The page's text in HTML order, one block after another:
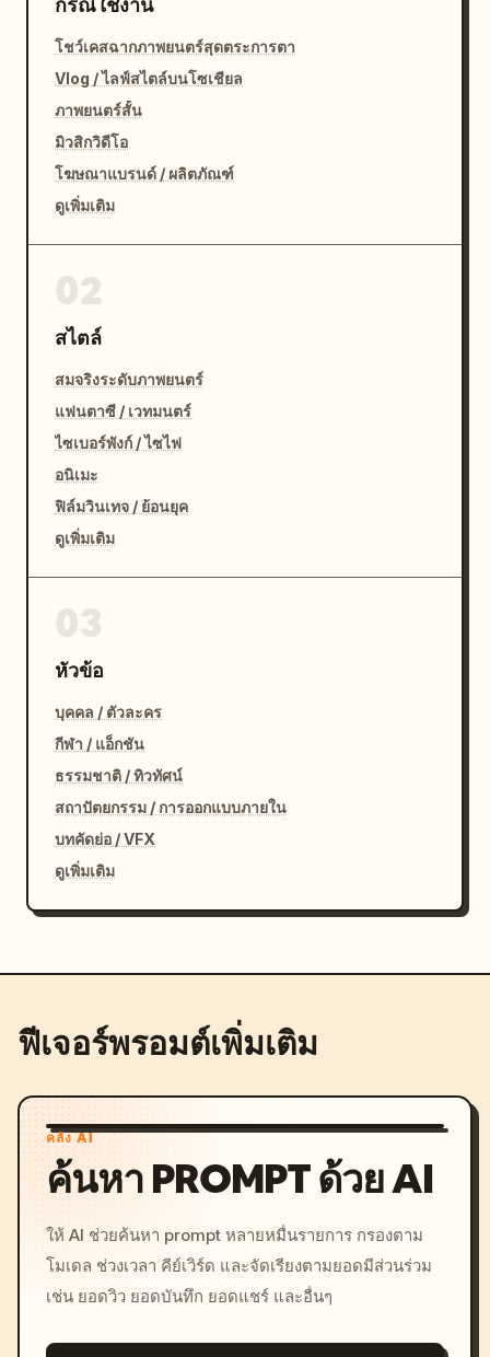
กรณีใช้งาน
โชว์เคสฉากภาพยนตร์สุดตระการตา
Vlog / ไลฟ์สไตล์บนโซเชียล
ภาพยนตร์สั้น
มิวสิกวิดีโอ
โฆษณาแบรนด์ / ผลิตภัณฑ์
ดูเพิ่มเติม
สไตล์
สมจริงระดับภาพยนตร์
แฟนตาซี / เวทมนตร์
ไซเบอร์พังก์ / ไซไฟ
อนิเมะ
ฟิล์มวินเทจ / ย้อนยุค
ดูเพิ่มเติม
หัวข้อ
บุคคล / ตัวละคร
กีฬา / แอ็กชัน
ธรรมชาติ / ทิวทัศน์
สถาปัตยกรรม / การออกแบบภายใน
บทคัดย่อ / VFX
ดูเพิ่มเติม
ฟีเจอร์พรอมต์เพิ่มเติม
คลัง AI
ค้นหา PROMPT ด้วย AI
ให้ AI ช่วยค้นหา prompt หลายหมื่นรายการ กรองตาม
โมเดล ช่วงเวลา คีย์เวิร์ด และจัดเรียงตามยอดมีส่วนร่วม
เช่น ยอดวิว ยอดบันทึก ยอดแชร์ และอื่นๆ